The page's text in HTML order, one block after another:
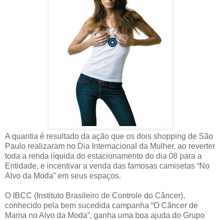
A quantia é resultado da ação que os dois shopping de São
Paulo realizaram no Dia Internacional da Mulher, ao reverter
toda a renda líquida do estacionamento do dia 08 para a
Entidade, e incentivar a venda das famosas camisetas “No
Alvo da Moda” em seus espaços.
O IBCC (Instituto Brasileiro de Controle do Câncer),
conhecido pela bem sucedida campanha “O Cãncer de
Mama no Alvo da Moda”, ganha uma boa ajuda do Grupo